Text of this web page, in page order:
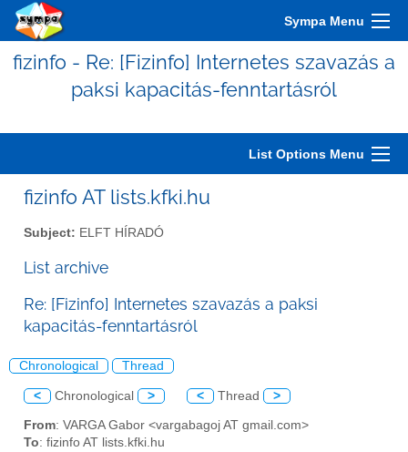
Sympa Menu
fizinfo - Re: [Fizinfo] Internetes szavazás a
paksi kapacitás-fenntartásról
List Options Menu
fizinfo AT lists.kfki.hu
Subject: ELFT HÍRADÓ
List archive
Re: [Fizinfo] Internetes szavazás a paksi
kapacitás-fenntartásról
Chronological Thread
< Chronological > < Thread >
From: VARGA Gabor <vargabagoj AT gmail.com>
To: fizinfo AT lists.kfki.hu